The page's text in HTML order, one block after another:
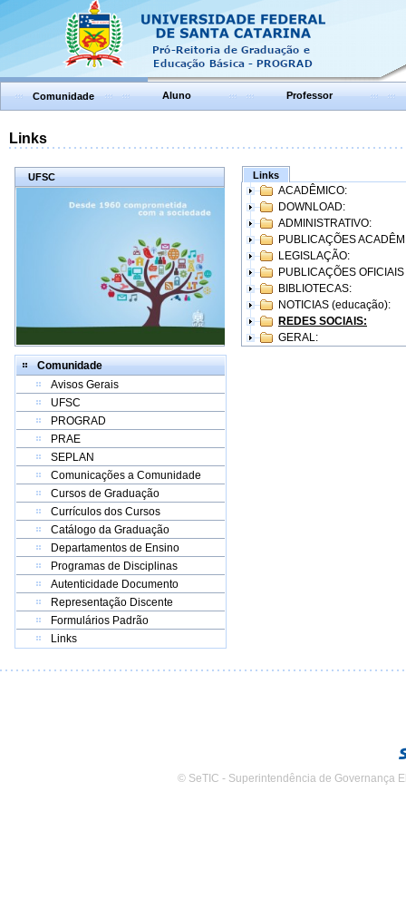
Comunidade Aluno Professor
Links
UFSC
Comunidade
Avisos Gerais
UFSC
PROGRAD
PRAE
SEPLAN
Comunicações a Comunidade
Cursos de Graduação
Currículos dos Cursos
Catálogo da Graduação
Departamentos de Ensino
Programas de Disciplinas
Autenticidade Documento
Representação Discente
Formulários Padrão
Links
Links
ACADÊMICO:
DOWNLOAD:
ADMINISTRATIVO:
PUBLICAÇÕES
LEGISLAÇÃO:
PUBLICAÇÕES
BIBLIOTECAS:
NOTICIAS (educação):
REDES SOCIAIS:
GERAL:
© SeTIC - Superintendência de Governança